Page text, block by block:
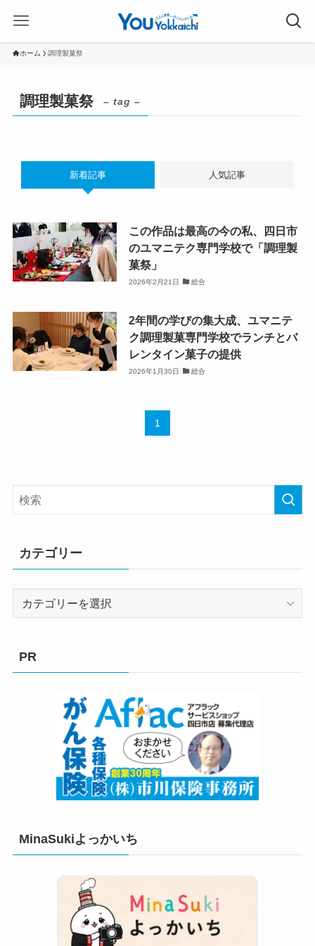
ホーム 調理製菓祭
調理製菓祭 – tag –
新着記事 人気記事
この作品は最高の今の私、四日市
のユマニテク専門学校で「調理製
菓祭」
2026年2月21日 総合
2年間の学びの集大成、ユマニテ
ク調理製菓専門学校でランチとバ
レンタイン菓子の提供
2026年1月30日 総合
1
カテゴリー
PR
MinaSukiよっかいち